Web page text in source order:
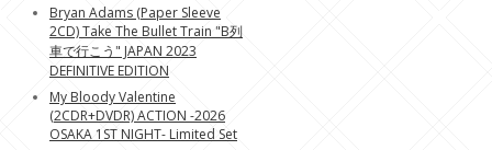
Bryan Adams (Paper Sleeve
2CD) Take The Bullet Train "B列
車で行こう" JAPAN 2023
DEFINITIVE EDITION
My Bloody Valentine
(2CDR+DVDR) ACTION -2026
OSAKA 1ST NIGHT- Limited Set